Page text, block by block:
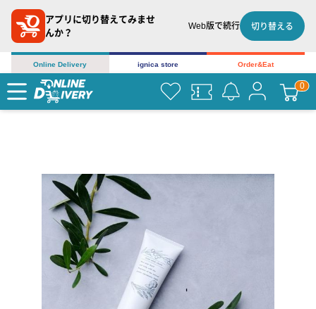
アプリに切り替えてみませ
んか？
Web版で続行 切り替える
Online Delivery ignica store Order&Eat